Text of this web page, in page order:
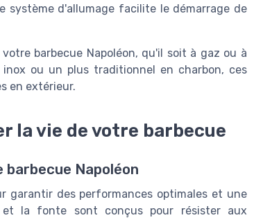
système d'allumage facilite le démarrage de
barbecue Napoléon, qu'il soit à gaz ou à
ou un plus traditionnel en charbon, ces
en extérieur.
la vie de votre barbecue
Napoléon
garantir des performances optimales et une
et la fonte sont conçus pour résister aux